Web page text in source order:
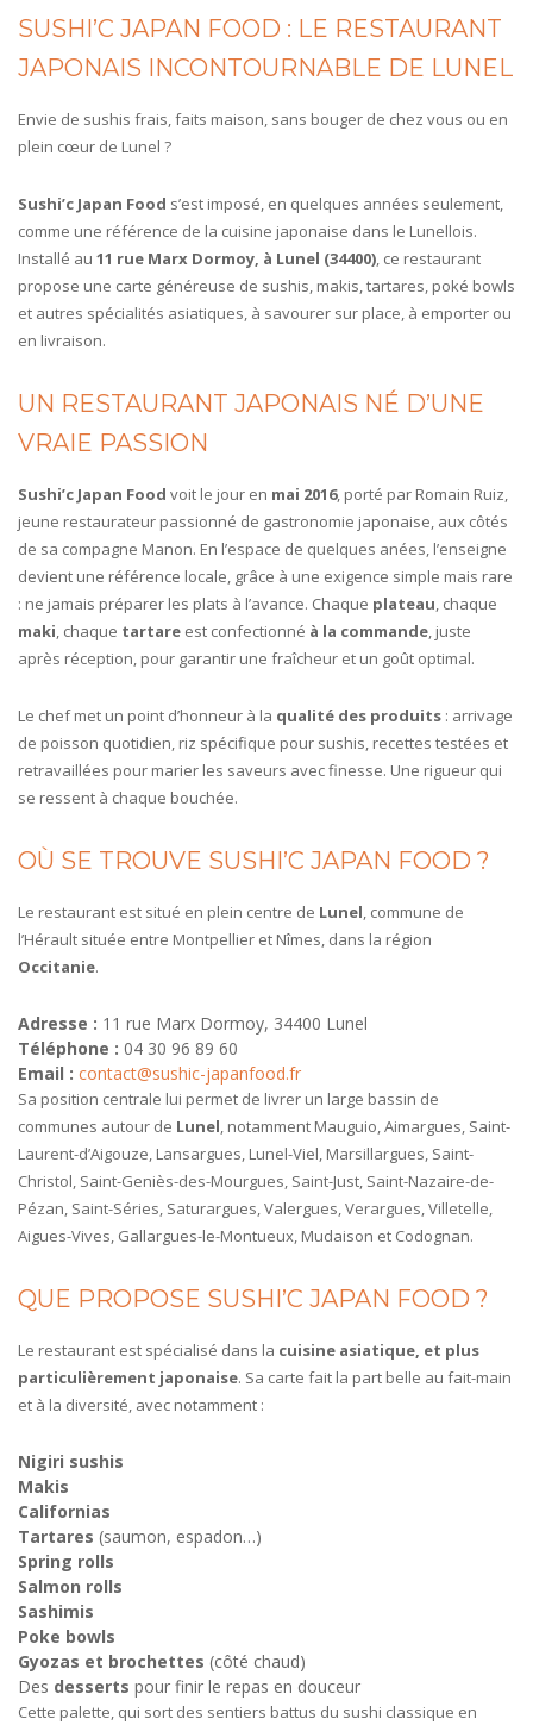
SUSHI’C JAPAN FOOD : LE RESTAURANT
JAPONAIS INCONTOURNABLE DE LUNEL
Envie de sushis frais, faits maison, sans bouger de chez vous ou en
plein cœur de Lunel ?
Sushi’c Japan Food s’est imposé, en quelques années seulement,
comme une référence de la cuisine japonaise dans le Lunellois.
Installé au 11 rue Marx Dormoy, à Lunel (34400), ce restaurant
propose une carte généreuse de sushis, makis, tartares, poké bowls
et autres spécialités asiatiques, à savourer sur place, à emporter ou
en livraison.
UN RESTAURANT JAPONAIS NÉ D’UNE
VRAIE PASSION
Sushi’c Japan Food voit le jour en mai 2016, porté par Romain Ruiz,
jeune restaurateur passionné de gastronomie japonaise, aux côtés
de sa compagne Manon. En l’espace de quelques anées, l’enseigne
devient une référence locale, grâce à une exigence simple mais rare
: ne jamais préparer les plats à l’avance. Chaque plateau, chaque
maki, chaque tartare est confectionné à la commande, juste
après réception, pour garantir une fraîcheur et un goût optimal.
Le chef met un point d’honneur à la qualité des produits : arrivage
de poisson quotidien, riz spécifique pour sushis, recettes testées et
retravaillées pour marier les saveurs avec finesse. Une rigueur qui
se ressent à chaque bouchée.
OÙ SE TROUVE SUSHI’C JAPAN FOOD ?
Le restaurant est situé en plein centre de Lunel, commune de
l’Hérault située entre Montpellier et Nîmes, dans la région
Occitanie.
Adresse : 11 rue Marx Dormoy, 34400 Lunel
Téléphone : 04 30 96 89 60
Email : contact@sushic-japanfood.fr
Sa position centrale lui permet de livrer un large bassin de
communes autour de Lunel, notamment Mauguio, Aimargues, Saint-
Laurent-d’Aigouze, Lansargues, Lunel-Viel, Marsillargues, Saint-
Christol, Saint-Geniès-des-Mourgues, Saint-Just, Saint-Nazaire-de-
Pézan, Saint-Séries, Saturargues, Valergues, Verargues, Villetelle,
Aigues-Vives, Gallargues-le-Montueux, Mudaison et Codognan.
QUE PROPOSE SUSHI’C JAPAN FOOD ?
Le restaurant est spécialisé dans la cuisine asiatique, et plus
particulièrement japonaise. Sa carte fait la part belle au fait-main
et à la diversité, avec notamment :
Nigiri sushis
Makis
Californias
Tartares (saumon, espadon…)
Spring rolls
Salmon rolls
Sashimis
Poke bowls
Gyozas et brochettes (côté chaud)
Des desserts pour finir le repas en douceur
Cette palette, qui sort des sentiers battus du sushi classique en